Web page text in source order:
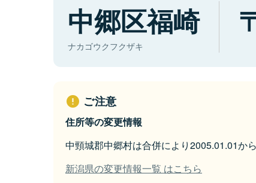
中郷区福崎
ナカゴウクフクザキ
ご注意
住所等の変更情報
中頸城郡中郷村は合併により2005.01.01か
新潟県の変更情報一覧 はこちら